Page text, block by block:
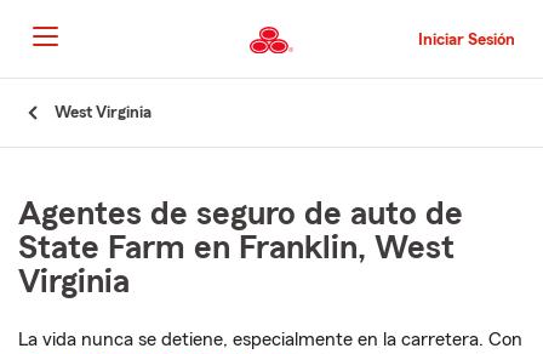
al
contenido
principal
Iniciar Sesión
West Virginia
Agentes de seguro de auto de
State Farm en Franklin, West
Virginia
La vida nunca se detiene, especialmente en la carretera. Con